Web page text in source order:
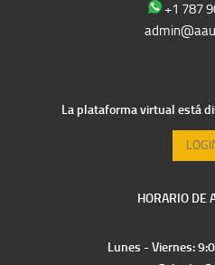
+1 787
La plataforma virtual está
HORARIO DE
Lunes - Viernes: